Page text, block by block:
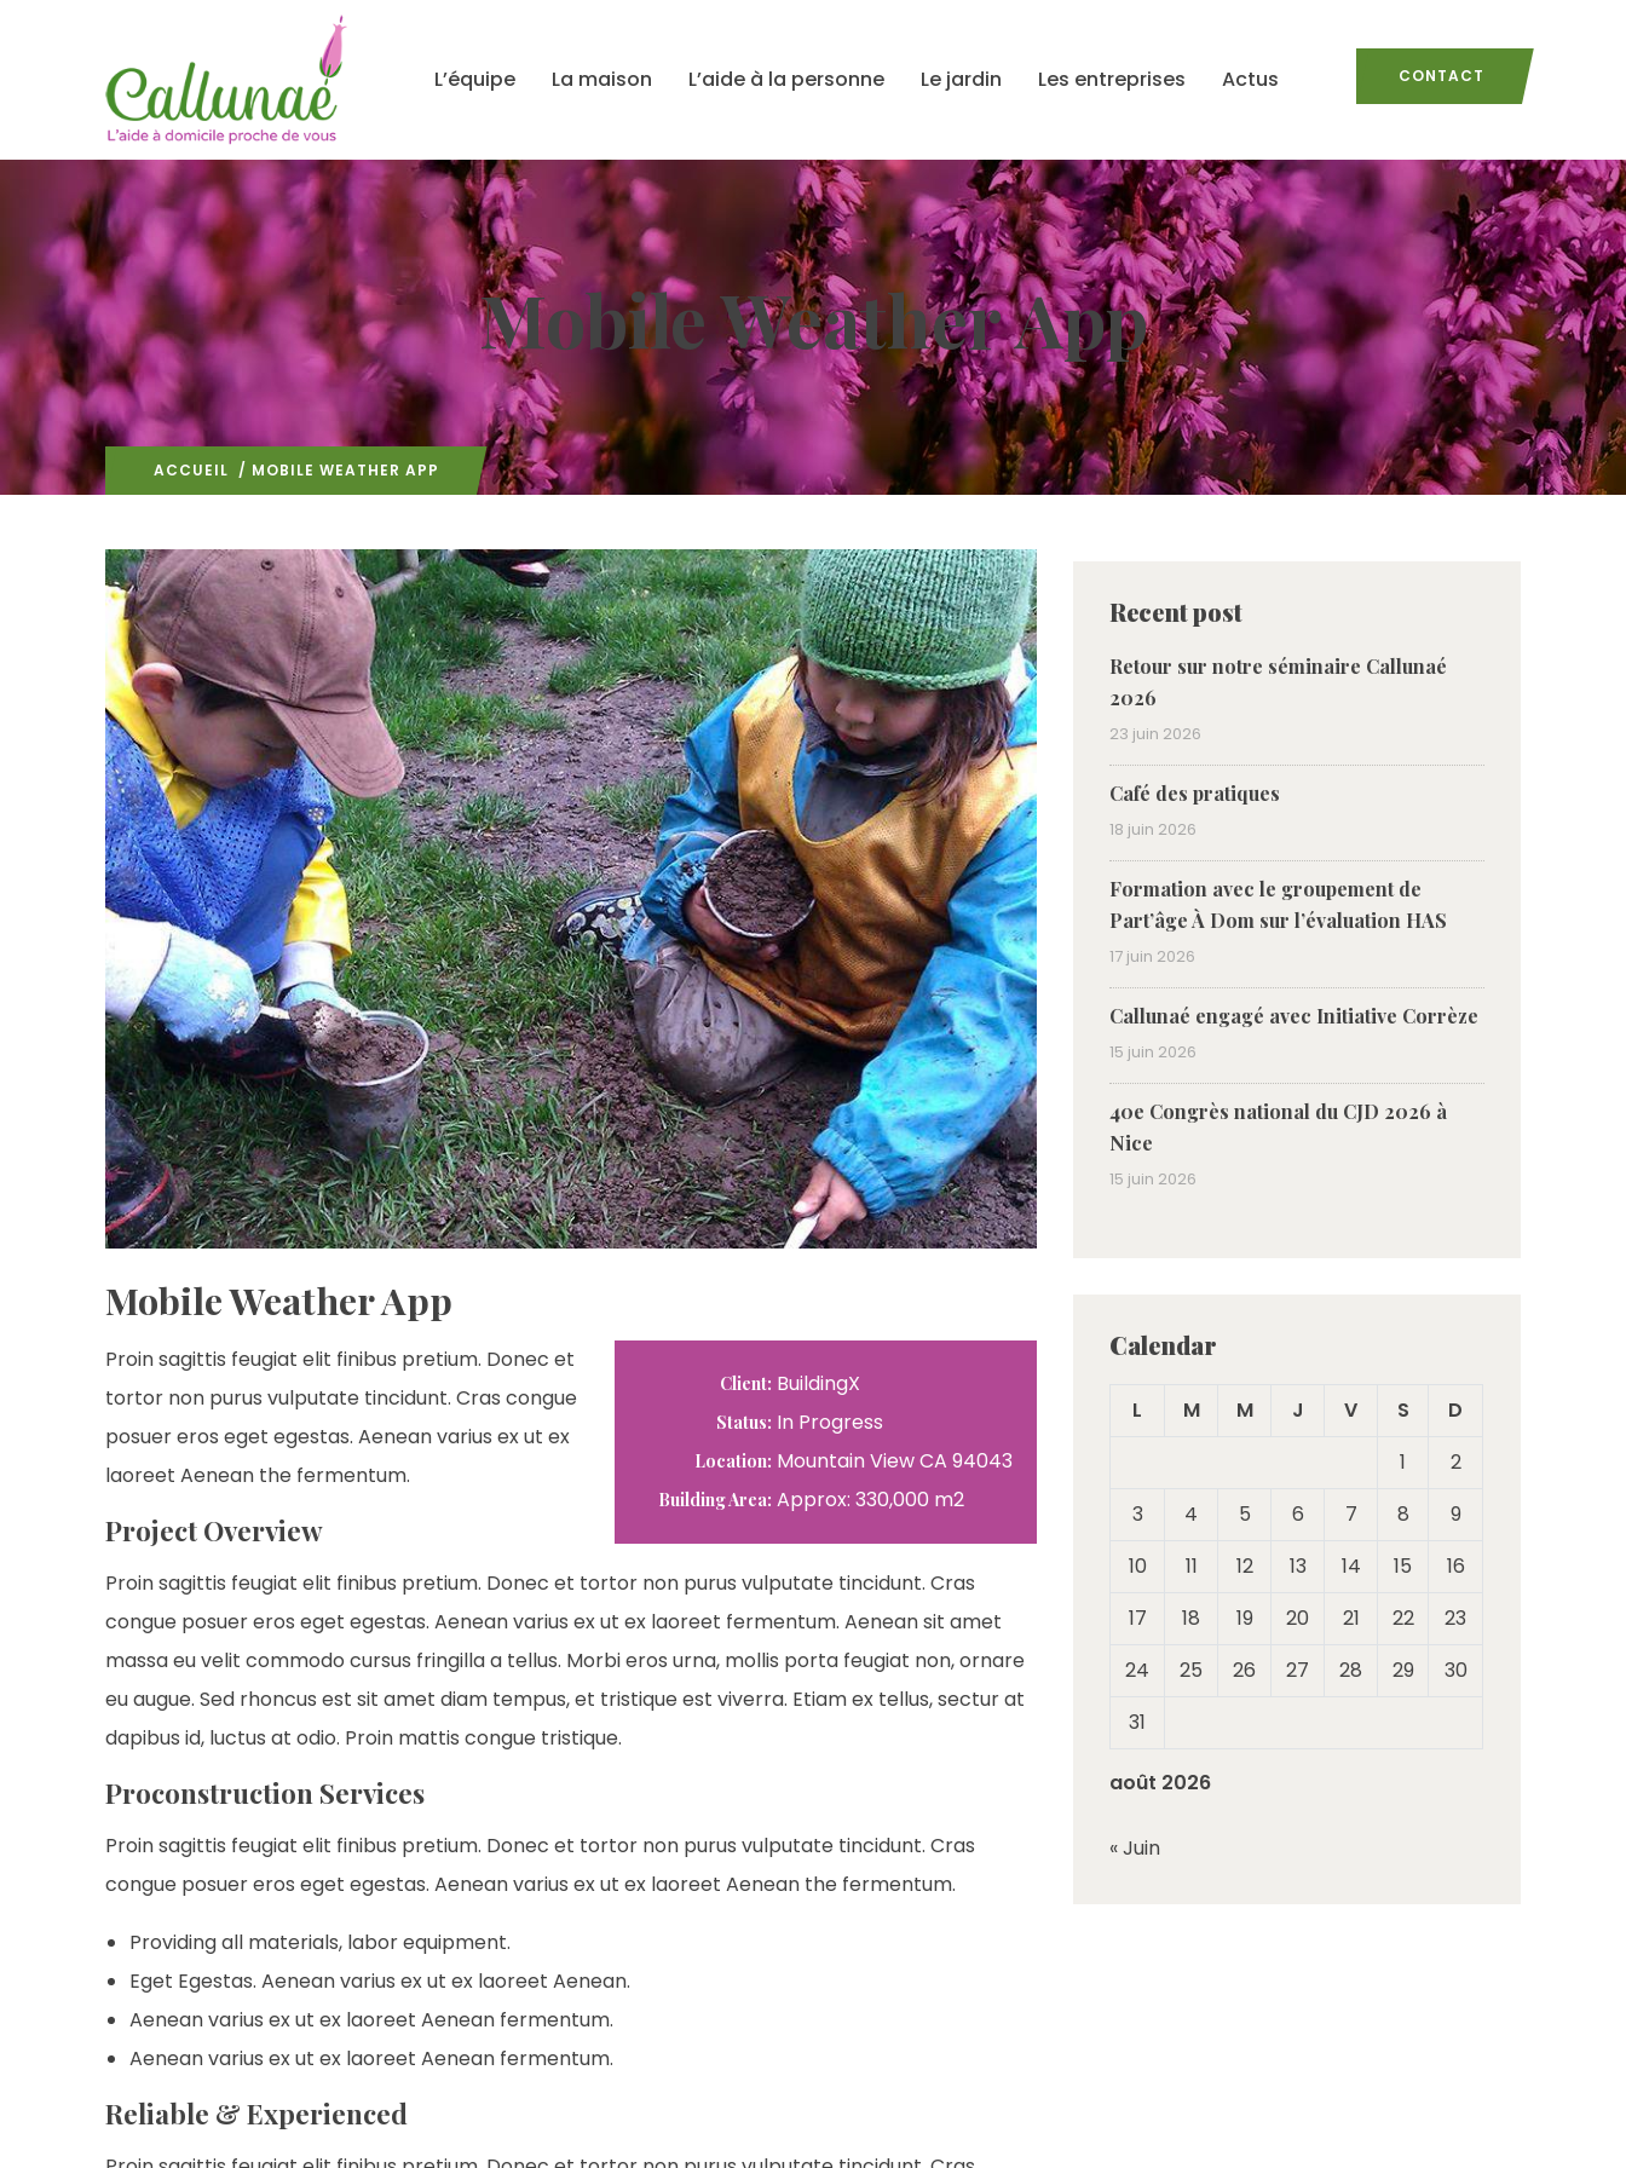
L’équipe La maison L’aide à la personne Le jardin Les entreprises Actus CONTACT
Mobile Weather App
ACCUEIL / MOBILE WEATHER APP
Mobile Weather App
Client: BuildingX
Status: In Progress
Location: Mountain View CA 94043
Building Area: Approx: 330,000 m2
Proin sagittis feugiat elit finibus pretium. Donec et
tortor non purus vulputate tincidunt. Cras congue
posuer eros eget egestas. Aenean varius ex ut ex
laoreet Aenean the fermentum.
Project Overview
Proin sagittis feugiat elit finibus pretium. Donec et tortor non purus vulputate tincidunt. Cras
congue posuer eros eget egestas. Aenean varius ex ut ex laoreet fermentum. Aenean sit amet
massa eu velit commodo cursus fringilla a tellus. Morbi eros urna, mollis porta feugiat non, ornare
eu augue. Sed rhoncus est sit amet diam tempus, et tristique est viverra. Etiam ex tellus, sectur at
dapibus id, luctus at odio. Proin mattis congue tristique.
Proconstruction Services
Proin sagittis feugiat elit finibus pretium. Donec et tortor non purus vulputate tincidunt. Cras
congue posuer eros eget egestas. Aenean varius ex ut ex laoreet Aenean the fermentum.
Providing all materials, labor equipment.
Eget Egestas. Aenean varius ex ut ex laoreet Aenean.
Aenean varius ex ut ex laoreet Aenean fermentum.
Aenean varius ex ut ex laoreet Aenean fermentum.
Reliable & Experienced
Recent post
Retour sur notre séminaire Callunaé
2026
23 juin 2026
Café des pratiques
18 juin 2026
Formation avec le groupement de
Part’âge À Dom sur l’évaluation HAS
17 juin 2026
Callunaé engagé avec Initiative Corrèze
15 juin 2026
40e Congrès national du CJD 2026 à
Nice
15 juin 2026
Calendar
août 2026
L M M J V S
D
1
2
3
4 5 6 7 8
9
10
11 12 13 14 15
16
17
18 19 20 21 22
23
24
25 26 27 28 29
30
31
« Juin